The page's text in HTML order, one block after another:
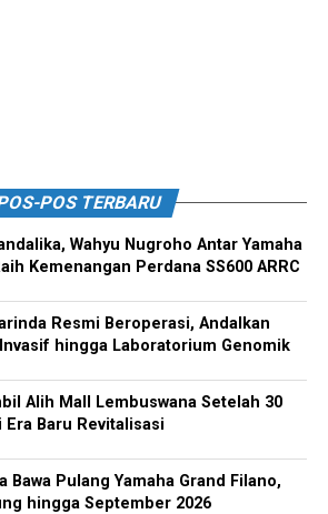
POS TERBARU
Wahyu Nugroho Antar Yamaha
Kemenangan Perdana SS600 ARRC
Resmi Beroperasi, Andalkan
hingga Laboratorium Genomik
Alih Mall Lembuswana Setelah 30
Baru Revitalisasi
Bawa Pulang Yamaha Grand Filano,
hingga September 2026